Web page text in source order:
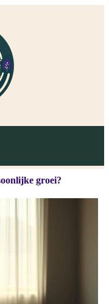
groei?